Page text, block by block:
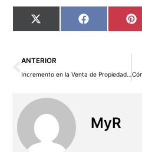
Compartir
en
X
(Twitter)
Compartir
en
Facebook
Ant
ANTERIOR
Incremento en la Venta de Propiedades Heredadas en el Sector Inmobiliario Según La Casa Agency
MyR